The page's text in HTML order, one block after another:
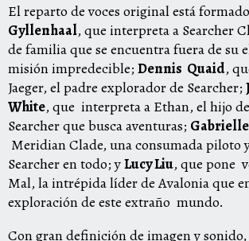
El reparto de voces original está
Gyllenhaal, que interpreta a Searcher
de familia que se encuentra fuera de su
misión impredecible; Dennis Quaid,
Jaeger, el padre explorador de Searcher;
White, que interpreta a Ethan, el hijo de
Searcher que busca aventuras;
Meridian Clade, una consumada piloto
Searcher en todo; yLucy Liu, que pone
Mal, la intrépida líder de Avalonia que
exploración de este extraño mundo.
Con gran definición de imagen y sonido,